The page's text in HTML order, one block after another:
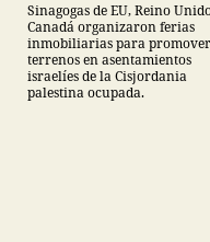
Sinagogas de EU, Reino
Canadá organizaron ferias
inmobiliarias para promover
terrenos en asentamientos
israelíes de la Cisjordania
palestina ocupada.